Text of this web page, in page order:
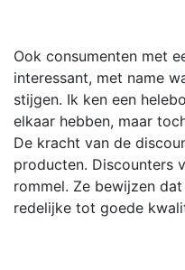
Ook consumenten met
interessant, met name
stijgen. Ik ken een
elkaar hebben, maar
De kracht van de
producten. Discounters
rommel. Ze bewijzen
redelijke tot goede